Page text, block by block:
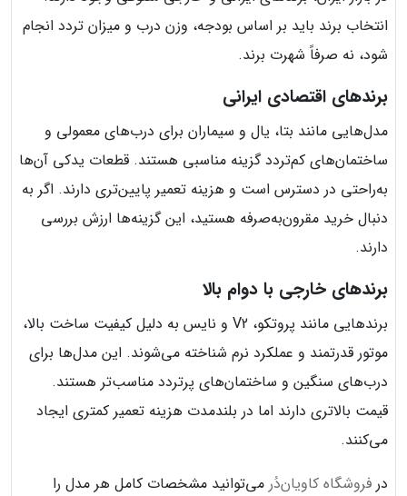
انتخاب برند باید بر اساس بودجه، وزن درب و میزان تردد انجام
شود، نه صرفاً شهرت برند.
برندهای اقتصادی ایرانی
مدل‌هایی مانند بتا، یال و سیماران برای درب‌های معمولی و
ساختمان‌های کم‌تردد گزینه مناسبی هستند. قطعات یدکی آن‌ها
به‌راحتی در دسترس است و هزینه تعمیر پایین‌تری دارند. اگر به
دنبال خرید مقرون‌به‌صرفه هستید، این گزینه‌ها ارزش بررسی
دارند.
برندهای خارجی با دوام بالا
برندهایی مانند پروتکو، V2 و نایس به دلیل کیفیت ساخت بالا،
موتور قدرتمند و عملکرد نرم شناخته می‌شوند. این مدل‌ها برای
درب‌های سنگین و ساختمان‌های پرتردد مناسب‌تر هستند.
قیمت بالاتری دارند اما در بلندمدت هزینه تعمیر کمتری ایجاد
می‌کنند.
در فروشگاه کاویان‌دُر می‌توانید مشخصات کامل هر مدل را